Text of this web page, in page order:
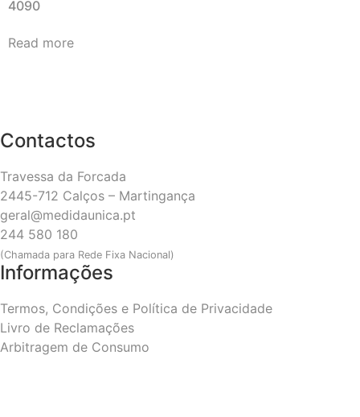
4090
Read more
Contactos
Travessa da Forcada
2445-712 Calços – Martingança
geral@medidaunica.pt
244 580 180
(Chamada para Rede Fixa Nacional)
Informações
Termos, Condições e Política de Privacidade
Livro de Reclamações
Arbitragem de Consumo